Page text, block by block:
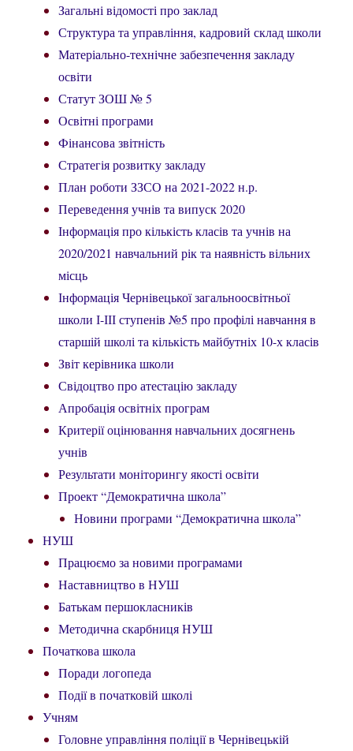
Загальні відомості про заклад
Структура та управління, кадровий склад школи
Матеріально-технічне забезпечення закладу
освіти
Статут ЗОШ № 5
Освітні програми
Фінансова звітність
Стратегія розвитку закладу
План роботи ЗЗСО на 2021-2022 н.р.
Переведення учнів та випуск 2020
Інформація про кількість класів та учнів на
2020/2021 навчальний рік та наявність вільних
місць
Інформація Чернівецької загальноосвітньої
школи І-ІІІ ступенів №5 про профілі навчання в
старшій школі та кількість майбутніх 10-х класів
Звіт керівника школи
Свідоцтво про атестацію закладу
Апробація освітніх програм
Критерії оцінювання навчальних досягнень
учнів
Результати моніторингу якості освіти
Проект “Демократична школа”
Новини програми “Демократична школа”
НУШ
Працюємо за новими програмами
Наставництво в НУШ
Батькам першокласників
Методична скарбниця НУШ
Початкова школа
Поради логопеда
Події в початковій школі
Учням
Головне управління поліції в Чернівецькій